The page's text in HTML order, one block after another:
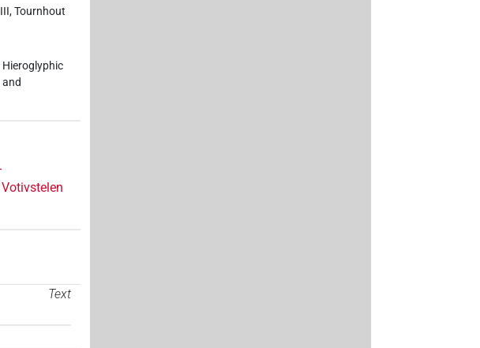
Tournhout
Text